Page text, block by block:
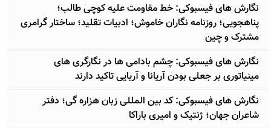
نگارش های فیسبوکی: خط مقاومت علیه کوچی طالب؛
پناهجویی؛ روزنامه نگاران خاموش؛ ادبیات تقلید؛ ساختار گرامری
مشترک و چین
نگارش های فیسبوکی: چشم بادامی ها در نگارگری های
مینیاتوری بر جعلی بودن آریانا و آریایی تاکید دارند
نگارش های فیسبوکی: کد بین المللی زبان هزاره گی؛ دفتر
شاعران جهان؛ ژنتیک و امیری باراکا